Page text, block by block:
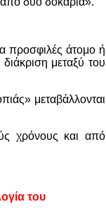
προσφιλές άτομο ή
μεταξύ του
μεταβάλλονται
χρόνους και από
του